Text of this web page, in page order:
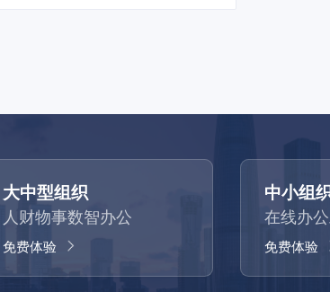
大中型组织
人财物事数智办公
免费体验
中小组
在线办
免费体验